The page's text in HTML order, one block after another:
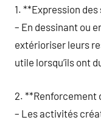
1. **Expression
– En dessinant ou
extérioriser leurs
utile lorsqu’ils ont
2. **Renforcement
– Les activités